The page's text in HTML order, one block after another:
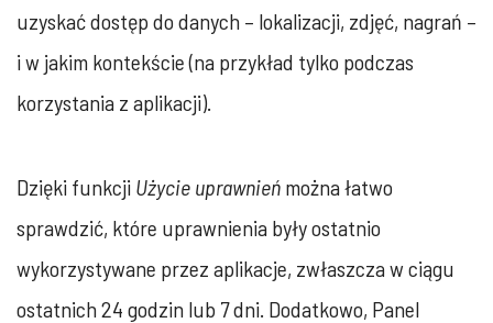
uzyskać dostęp do danych – lokalizacji, zdjęć, nagrań –
i w jakim kontekście (na przykład tylko podczas
korzystania z aplikacji).
Dzięki funkcji Użycie uprawnień można łatwo
sprawdzić, które uprawnienia były ostatnio
wykorzystywane przez aplikacje, zwłaszcza w ciągu
ostatnich 24 godzin lub 7 dni. Dodatkowo, Panel